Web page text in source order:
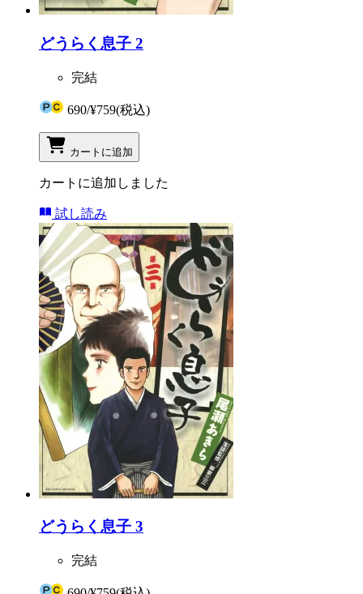
どうらく息子 2
完結
690/¥759(税込)
カートに追加
カートに追加しました
試し読み
どうらく息子 3
完結